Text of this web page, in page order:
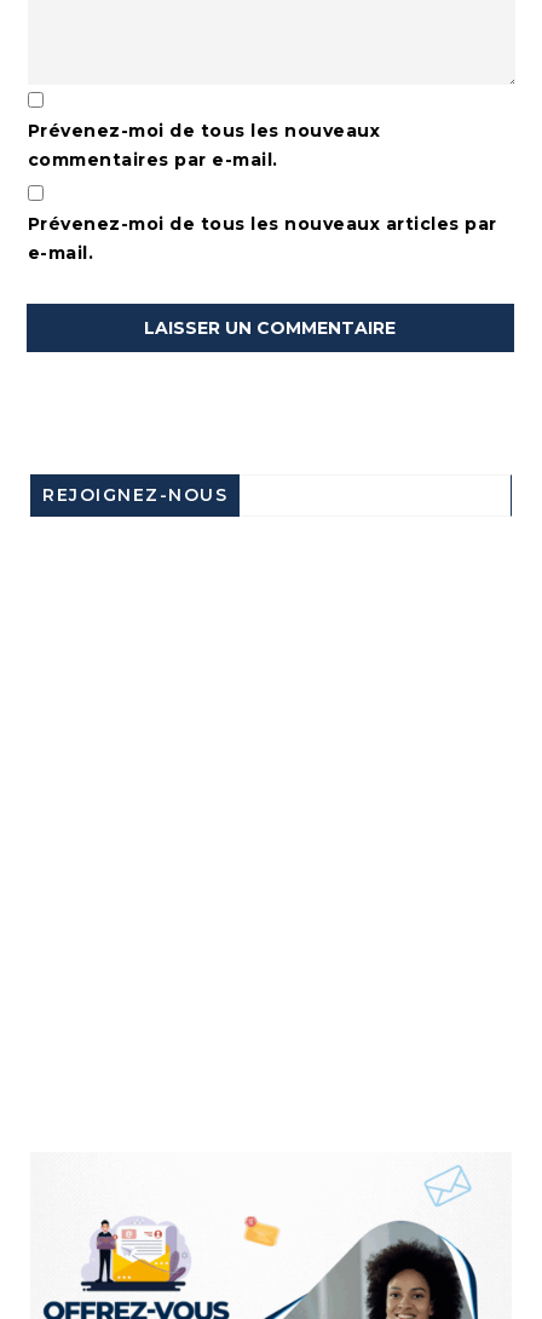
Prévenez-moi de tous les nouveaux
commentaires par e-mail.
Prévenez-moi de tous les nouveaux articles par
e-mail.
REJOIGNEZ-NOUS